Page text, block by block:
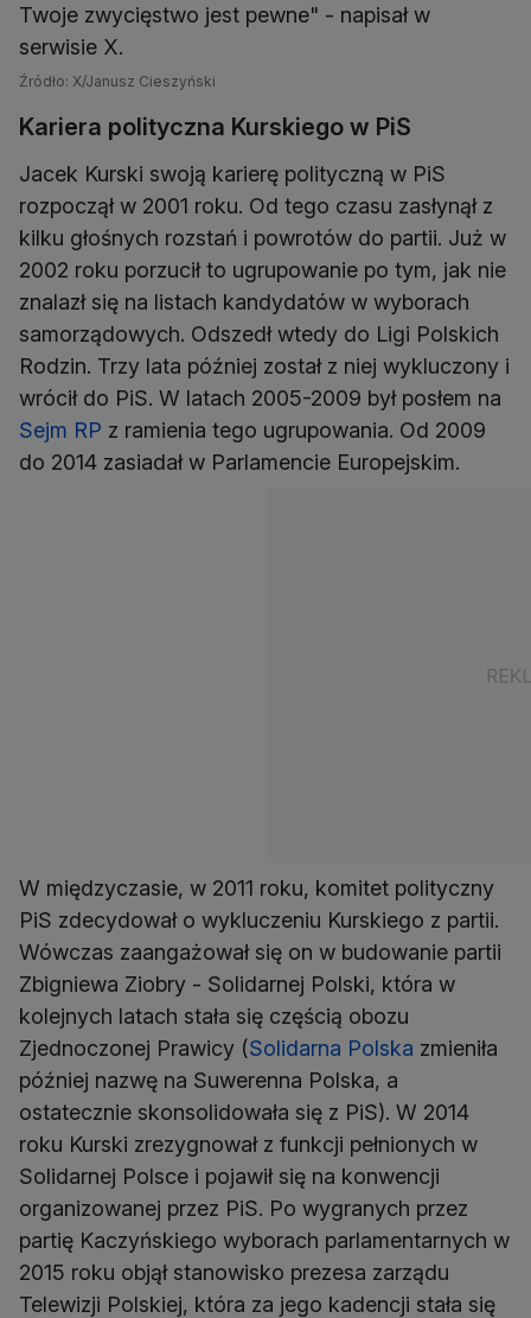
Twoje zwycięstwo jest pewne" - napisał w
serwisie X.
Źródło: X/Janusz Cieszyński
Kariera polityczna Kurskiego w PiS
Jacek Kurski swoją karierę polityczną w PiS
rozpoczął w 2001 roku. Od tego czasu zasłynął z
kilku głośnych rozstań i powrotów do partii. Już w
2002 roku porzucił to ugrupowanie po tym, jak nie
znalazł się na listach kandydatów w wyborach
samorządowych. Odszedł wtedy do Ligi Polskich
Rodzin. Trzy lata później został z niej wykluczony i
wrócił do PiS. W latach 2005-2009 był posłem na
Sejm RP z ramienia tego ugrupowania. Od 2009
do 2014 zasiadał w Parlamencie Europejskim.
W międzyczasie, w 2011 roku, komitet polityczny
PiS zdecydował o wykluczeniu Kurskiego z partii.
Wówczas zaangażował się on w budowanie partii
Zbigniewa Ziobry - Solidarnej Polski, która w
kolejnych latach stała się częścią obozu
Zjednoczonej Prawicy (Solidarna Polska zmieniła
później nazwę na Suwerenna Polska, a
ostatecznie skonsolidowała się z PiS). W 2014
roku Kurski zrezygnował z funkcji pełnionych w
Solidarnej Polsce i pojawił się na konwencji
organizowanej przez PiS. Po wygranych przez
partię Kaczyńskiego wyborach parlamentarnych w
2015 roku objął stanowisko prezesa zarządu
Telewizji Polskiej, która za jego kadencji stała się